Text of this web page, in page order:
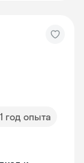
год опыта